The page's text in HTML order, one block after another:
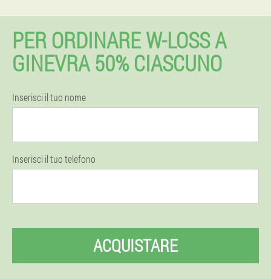
PER ORDINARE W-LOSS A
GINEVRA 50% CIASCUNO
Inserisci il tuo nome
Inserisci il tuo telefono
ACQUISTARE